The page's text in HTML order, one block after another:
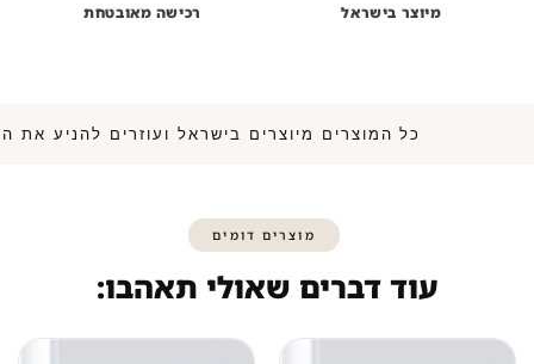
מיוצר בישראל רכישה מאובטחת
כל המוצרים מיוצרים בישראל ועוזרים
מוצרים דומים
עוד דברים שאולי תאהבו: